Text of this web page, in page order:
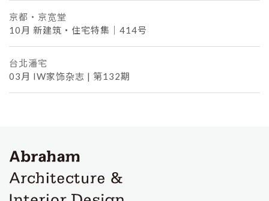
京都・京宽堂
10月 新建筑・住宅特集｜414号
台北潘宅
03月 IW家饰杂志 | 第132期